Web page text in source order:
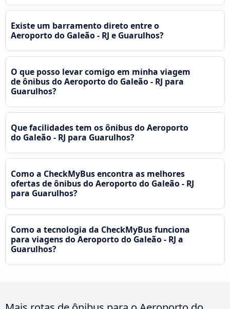
Existe um barramento direto entre o
Aeroporto do Galeão - RJ e Guarulhos?
O que posso levar comigo em minha viagem
de ônibus do Aeroporto do Galeão - RJ para
Guarulhos?
Que facilidades tem os ônibus do Aeroporto
do Galeão - RJ para Guarulhos?
Como a CheckMyBus encontra as melhores
ofertas de ônibus do Aeroporto do Galeão - RJ
para Guarulhos?
Como a tecnologia da CheckMyBus funciona
para viagens do Aeroporto do Galeão - RJ a
Guarulhos?